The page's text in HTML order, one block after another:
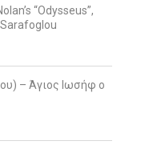
“Odysseus”,
– Άγιος Ιωσήφ ο